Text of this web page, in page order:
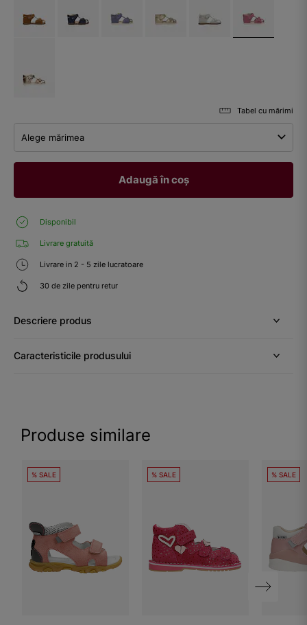
Tabel cu mărimi
Alege mărimea
Adaugă în coș
Disponibil
Livrare gratuită
Livrare in 2 - 5 zile lucratoare
30 de zile pentru retur
Descriere produs
Caracteristicile produsului
Produse similare
% SALE % SALE % SALE